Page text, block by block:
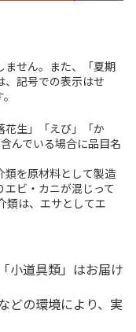
ません。また、「夏期
、記号での表示はせ
花生」「えび」「か
んでいる場合に品目名
を原材料として製造
ビ・カニが混じって
類は、エサとしてエ
小道具類」はお届け
どの環境により、実